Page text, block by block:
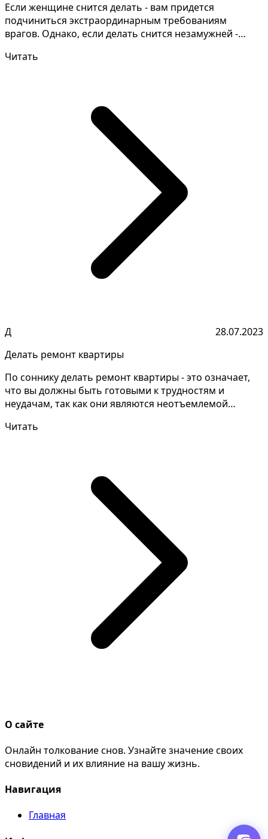
Если женщине снится делать - вам придется
подчиниться экстраординарным требованиям
врагов. Однако, если делать снится незамужней -
Читать
Д
28.07.2023
Делать ремонт квартиры
По соннику делать ремонт квартиры - это означает,
что вы должны быть готовыми к трудностям и
неудачам, так как они являются неотъемлемой
Читать
О сайте
Онлайн толкование снов. Узнайте значение своих
сновидений и их влияние на вашу жизнь.
Навигация
Главная